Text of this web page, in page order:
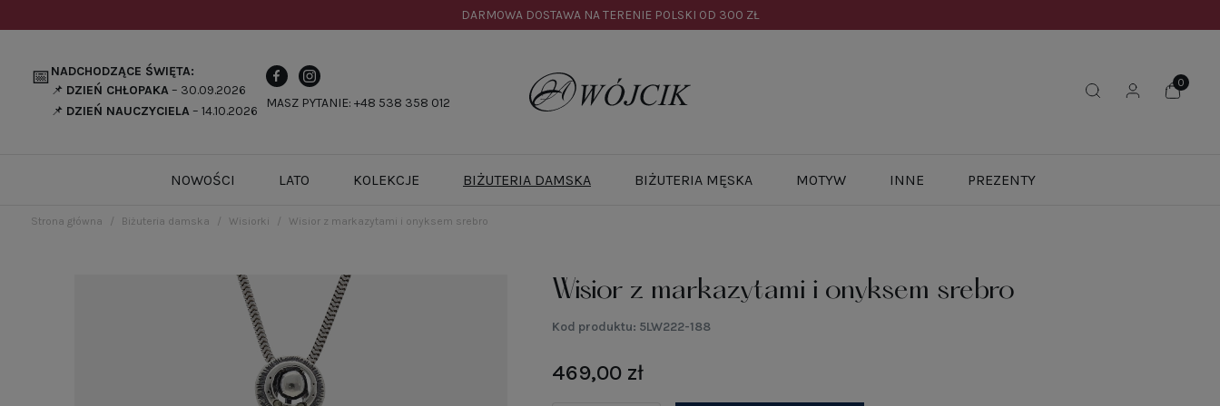
DARMOWA DOSTAWA NA TERENIE POLSKI OD 300 ZŁ
📅NADCHODZĄCE ŚWIĘTA:
📌 DZIEŃ CHŁOPAKA– 30.09.2026
📌 DZIEŃ NAUCZYCIELA– 14.10.2026
MASZ PYTANIE: +48 538 358 012
NOWOŚCI LATO KOLEKCJE BIŻUTERIA DAMSKA BIŻUTERIA MĘSKA MOTYW INNE PREZENTY
Strona główna Biżuteria damska Wisiorki Wisior z markazytami i onyksem srebro
Wisior z markazytami i onyksem srebro
Kod produktu: 5LW222-188
469,00 zł